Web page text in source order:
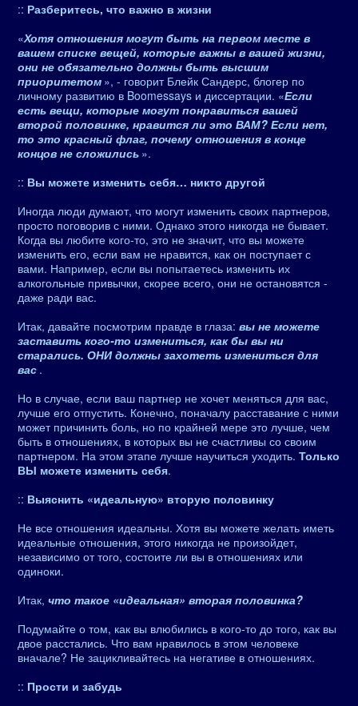
:: Разберитесь, что важно в жизни
«Хотя отношения могут быть на первом месте в
вашем списке вещей, которые важны в вашей жизни,
они не обязательно должны быть высшим
приоритетом », - говорит Блейк Сандерс, блогер по
личному развитию в Boomessays и диссертации. «Если
есть вещи, которые могут понравиться вашей
второй половинке, нравится ли это ВАМ? Если нет,
то это красный флаг, почему отношения в конце
концов не сложились ».
:: Вы можете изменить себя… никто другой
Иногда люди думают, что могут изменить своих партнеров,
просто поговорив с ними. Однако этого никогда не бывает.
Когда вы любите кого-то, это не значит, что вы можете
изменить его, если вам не нравится, как он поступает с
вами. Например, если вы попытаетесь изменить их
алкогольные привычки, скорее всего, они не остановятся -
даже ради вас.
Итак, давайте посмотрим правде в глаза: вы не можете
заставить кого-то измениться, как бы вы ни
старались. ОНИ должны захотеть измениться для
вас .
Но в случае, если ваш партнер не хочет меняться для вас,
лучше его отпустить. Конечно, поначалу расставание с ними
может причинить боль, но по крайней мере это лучше, чем
быть в отношениях, в которых вы не счастливы со своим
партнером. На этом этапе лучше научиться уходить. Только
ВЫ можете изменить себя.
:: Выяснить «идеальную» вторую половинку
Не все отношения идеальны. Хотя вы можете желать иметь
идеальные отношения, этого никогда не произойдет,
независимо от того, состоите ли вы в отношениях или
одиноки.
Итак, что такое «идеальная» вторая половинка?
Подумайте о том, как вы влюбились в кого-то до того, как вы
двое расстались. Что вам нравилось в этом человеке
вначале? Не зацикливайтесь на негативе в отношениях.
:: Прости и забудь